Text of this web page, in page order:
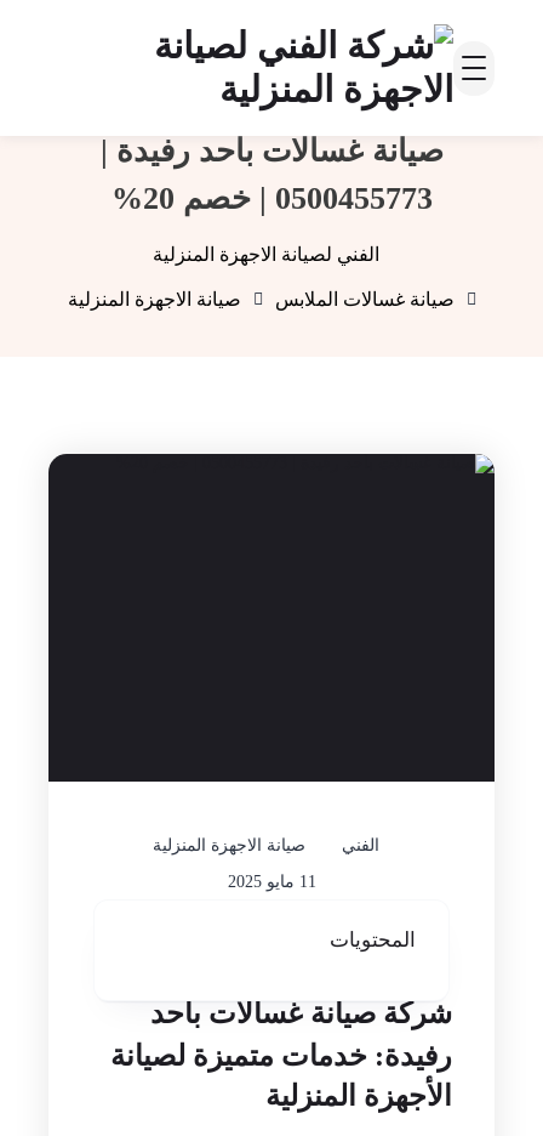
صيانة غسالات بأحد رفيدة |
0500455773 | خصم 20%
الفني لصيانة الاجهزة المنزلية
صيانة غسالات الملابس صيانة الاجهزة المنزلية
الفني
صيانة الاجهزة المنزلية
11 مايو 2025
المحتويات
شركة صيانة غسالات بأحد
رفيدة: خدمات متميزة لصيانة
الأجهزة المنزلية